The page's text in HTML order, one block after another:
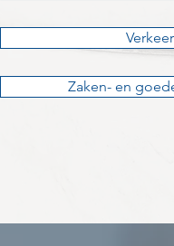
Verkeer
Zaken- en